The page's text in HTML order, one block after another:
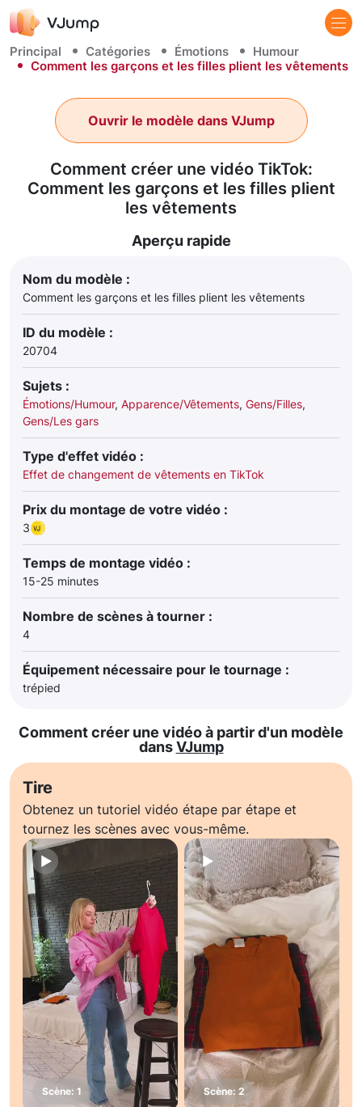
Principal Catégories Émotions
Humour
Comment les garçons et les filles plient les vêtements
Comment créer une vidéo TikTok:
Comment les garçons et les filles plient
les vêtements
Ouvrir le modèle dans VJump
Aperçu rapide
Nom du modèle :
Comment les garçons et les filles plient les vêtements
ID du modèle :
20704
Sujets :
Émotions/Humour, Apparence/Vêtements, Gens/Filles,
Gens/Les gars
Type d'effet vidéo :
Effet de changement de vêtements en TikTok
Prix du montage de votre vidéo :
3
Temps de montage vidéo :
15-25 minutes
Nombre de scènes à tourner :
4
Équipement nécessaire pour le tournage :
trépied
Comment créer une vidéo à partir d'un modèle
dansVJump
Tire
Obtenez un tutoriel vidéo étape par étape et
tournez les scènes avec vous-même.